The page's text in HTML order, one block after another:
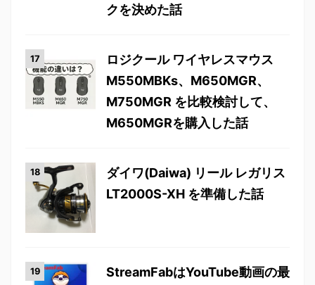
クを決めた話
ロジクール ワイヤレスマウス
M550MBKs、M650MGR、
M750MGR を比較検討して、
M650MGRを購入した話
ダイワ(Daiwa) リール レガリス
LT2000S-XH を準備した話
StreamFabはYouTube動画の最